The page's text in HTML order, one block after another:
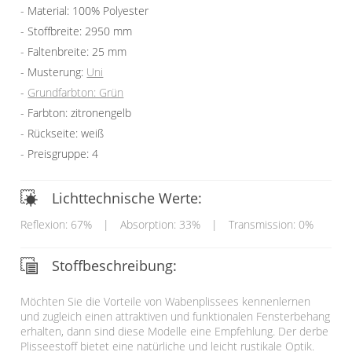
Material: 100% Polyester
Stoffbreite: 2950 mm
Faltenbreite: 25 mm
Musterung: Uni
Grundfarbton: Grün
Farbton: zitronengelb
Rückseite: weiß
Preisgruppe: 4
Lichttechnische Werte:
Reflexion: 67% | Absorption: 33% | Transmission: 0%
Stoffbeschreibung:
Möchten Sie die Vorteile von Wabenplissees kennenlernen
und zugleich einen attraktiven und funktionalen Fensterbehang
erhalten, dann sind diese Modelle eine Empfehlung. Der derbe
Plisseestoff bietet eine natürliche und leicht rustikale Optik.